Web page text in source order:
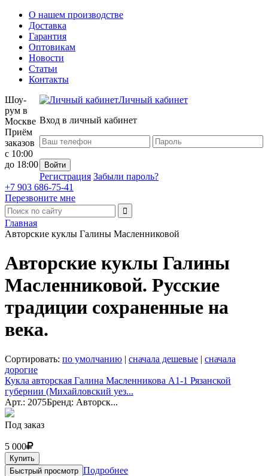
О нашем производстве
Доставка
Гарантия
Оптовикам
Новости
Статьи
Контакты
Личный кабинет
Вход в личный кабинет
Регистрация Забыли пароль?
Шоу-
рум в
Москве
Приём
заказов
с 10:00
до 18:00
+7 903 686-75-41
Перезвоните мне
Главная
Авторские куклы Галины Масленниковой
Авторские куклы Галины
Масленниковой. Русские
традиции сохраненные на
века.
Сортировать: по умолчанию | сначала дешевые | сначала
дорогие
Кукла авторская Галина Масленникова А1-1 Рязанской
губернии (Михайловский уез...
Арт.: 2075Бренд: Авторск...
Под заказ
5 000
Купить
Быстрый просмотр Подробнее